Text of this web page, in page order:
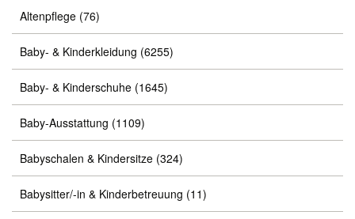
Altenpflege (76)
Baby- & Kinderkleidung (6255)
Baby- & Kinderschuhe (1645)
Baby-Ausstattung (1109)
Babyschalen & Kindersitze (324)
Babysitter/-in & Kinderbetreuung (11)